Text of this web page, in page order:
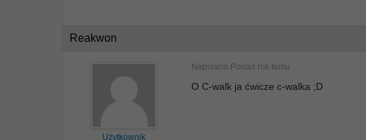
Reakwon
Użytkownik
Napisano Ponad rok temu
O C-walk ja ćwicze c-walka ;D